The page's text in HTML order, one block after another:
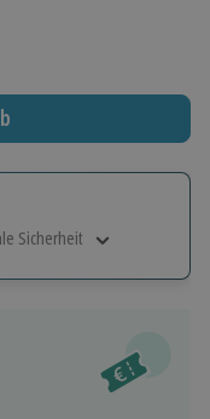
Sicherheit